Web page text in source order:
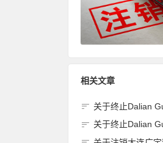
相关文章
关于终止Dalian Guangyu Cereals
关于终止Dalian Guangyu Cereals